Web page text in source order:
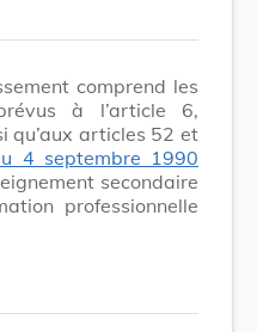
comprend les
à l’article 6,
qu’aux articles 52 et
4 septembre 1990
secondaire
professionnelle